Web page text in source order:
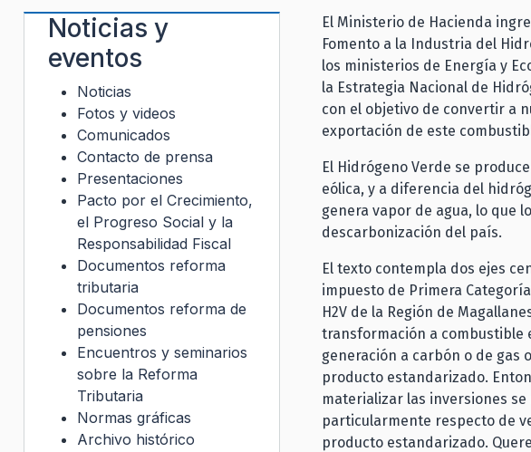
El Ministerio de Hacienda
Fomento a la Industria del
los ministerios de Energía y
la Estrategia Nacional de
con el objetivo de convertir a
exportación de este
El Hidrógeno Verde se
eólica, y a diferencia del
genera vapor de agua, lo que
descarbonización del país.
El texto contempla dos ejes
impuesto de Primera
H2V de la Región de
transformación a combustible
generación a carbón o de gas
producto estandarizado.
materializar las inversiones
particularmente respecto de
producto estandarizado.
Noticias y
eventos
Noticias
Fotos y videos
Comunicados
Contacto de prensa
Presentaciones
Pacto por el Crecimiento,
el Progreso Social y la
Responsabilidad Fiscal
Documentos reforma
tributaria
Documentos reforma de
pensiones
Encuentros y seminarios
sobre la Reforma
Tributaria
Normas gráficas
Archivo histórico